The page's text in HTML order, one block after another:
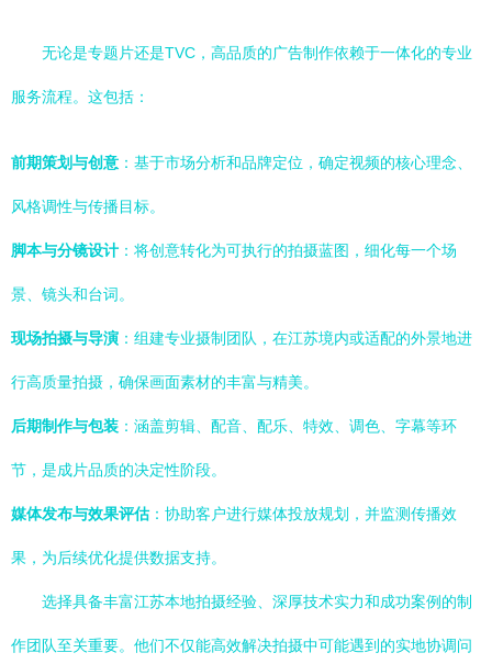
无论是专题片还是TVC，高品质的广告制作依赖于一体化的专业
服务流程。这包括：
前期策划与创意 ：基于市场分析和品牌定位，确定视频的核心理念、
风格调性与传播目标。
脚本与分镜设计 ：将创意转化为可执行的拍摄蓝图，细化每一个场
景、镜头和台词。
现场拍摄与导演 ：组建专业摄制团队，在江苏境内或适配的外景地进
行高质量拍摄，确保画面素材的丰富与精美。
后期制作与包装 ：涵盖剪辑、配音、配乐、特效、调色、字幕等环
节，是成片品质的决定性阶段。
媒体发布与效果评估：协助客户进行媒体投放规划，并监测传播效
果，为后续优化提供数据支持。
选择具备丰富江苏本地拍摄经验、深厚技术实力和成功案例的制
作团队至关重要。他们不仅能高效解决拍摄中可能遇到的实地协调问